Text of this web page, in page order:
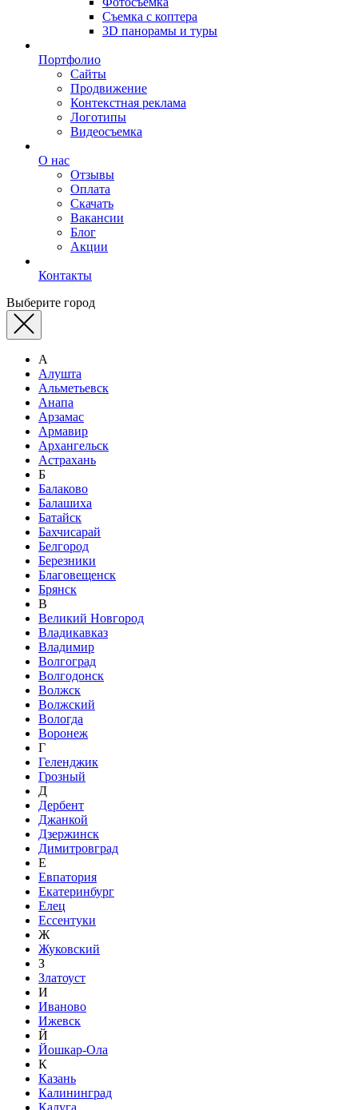
Съемка с коптера
3D панорамы и туры
Портфолио
Сайты
Продвижение
Контекстная реклама
Логотипы
Видеосъемка
О нас
Отзывы
Оплата
Скачать
Вакансии
Блог
Акции
Контакты
Выберите город
А
Алушта
Альметьевск
Анапа
Арзамас
Армавир
Архангельск
Астрахань
Б
Балаково
Балашиха
Батайск
Бахчисарай
Белгород
Березники
Благовещенск
Брянск
В
Великий Новгород
Владикавказ
Владимир
Волгоград
Волгодонск
Волжск
Волжский
Вологда
Воронеж
Г
Геленджик
Грозный
Д
Дербент
Джанкой
Дзержинск
Димитровград
Е
Евпатория
Екатеринбург
Елец
Ессентуки
Ж
Жуковский
З
Златоуст
И
Иваново
Ижевск
Й
Йошкар-Ола
К
Казань
Калининград
Калуга